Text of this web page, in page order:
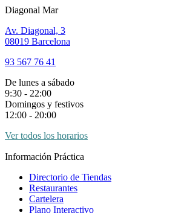
Diagonal Mar
Av. Diagonal, 3
08019 Barcelona
93 567 76 41
De lunes a sábado
9:30 - 22:00
Domingos y festivos
12:00 - 20:00
Ver todos los horarios
Información Práctica
Directorio de Tiendas
Restaurantes
Cartelera
Plano Interactivo